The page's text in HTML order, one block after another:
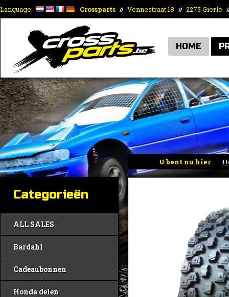
Language: Crossparts // Vennestraat 18 // 2275 Gierle
HOME
U bent nu hier
Categorieën
ALL SALES
Bardahl
Cadeaubonnen
Honda delen